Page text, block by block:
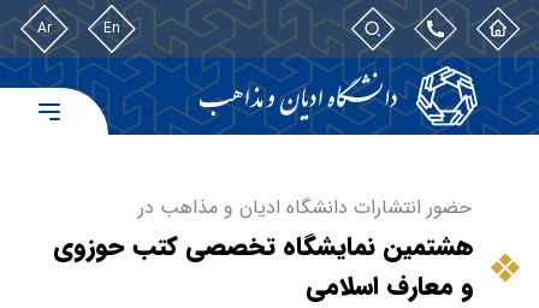
En
Ar
حضور انتشارات دانشگاه ادیان و مذاهب در
هشتمین نمایشگاه تخصصی کتب حوزوی
و معارف اسلامی